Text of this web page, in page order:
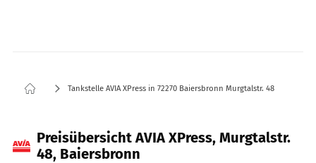
Tankstelle AVIA XPress in 72270 Baiersbronn Murgtalstr. 48
Preisübersicht AVIA XPress, Murgtalstr.
48, Baiersbronn